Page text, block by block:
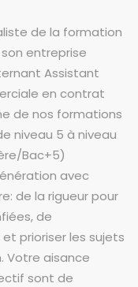
de la formation
entreprise
Assistant
en contrat
de nos formations
niveau 5 à niveau
Bac+5)
avec
de la rigueur pour
de
prioriser les sujets
Votre aisance
sont de